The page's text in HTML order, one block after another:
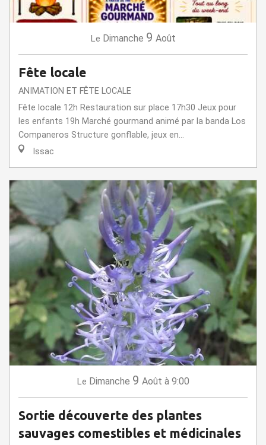
Le Dimanche 9 Août
Fête locale
ANIMATION ET FÊTE LOCALE
Fête locale 12h Restauration sur place 17h30 Jeux pour
les enfants 19h Marché gourmand animé par la banda Los
Companeros Structure gonflable, jeux en...
Issac
Le Dimanche 9 Août à 9:00
Sortie découverte des plantes
sauvages comestibles et médicinales